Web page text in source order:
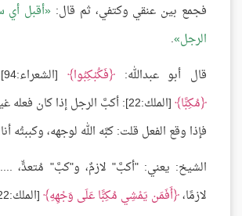
فجمع بين عنقي وكتفي، ثم قال: أقبل أي
الرجل .
قال أبو عبدالله:
فَكُبْكِبُوا [الشعراء:94]: قُلبوا، فكبّوا،
مُكِبًّا
[الملك:22]: أكبَّ الرجل إذا كان
فإذا وقع الفعل قلت: كبَّه الله لوجهه، وكببتُه
الشيخ: يعني: "أكبَّ" لازمٌ، و"كبَّ" مُتعدٍّ،
لازمًا، أَفَمَن يَمْشِي مُكِبًّا عَلَى وَجْهِهِ [الملك:22].